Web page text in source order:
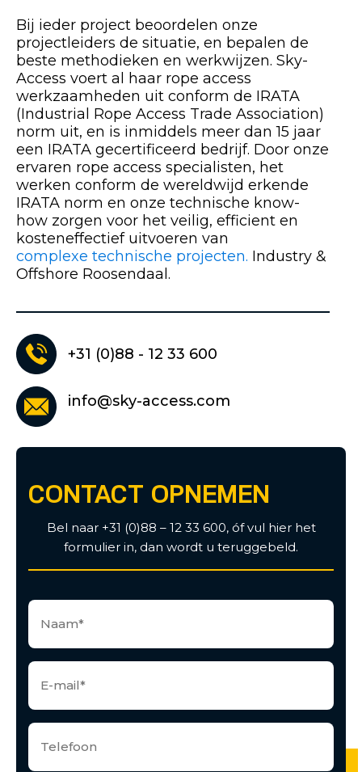
Bij ieder project beoordelen onze
projectleiders de situatie, en bepalen de
beste methodieken en werkwijzen. Sky-
Access voert al haar rope access
werkzaamheden uit conform de IRATA
(Industrial Rope Access Trade Association)
norm uit, en is inmiddels meer dan 15 jaar
een IRATA gecertificeerd bedrijf. Door onze
ervaren rope access specialisten, het
werken conform de wereldwijd erkende
IRATA norm en onze technische know-
how zorgen voor het veilig, efficient en
kosteneffectief uitvoeren van
complexe technische projecten. Industry &
Offshore Roosendaal.
+31 (0)88 - 12 33 600
info@sky-access.com
CONTACT OPNEMEN
Bel naar +31 (0)88 – 12 33 600, óf vul hier het
formulier in, dan wordt u teruggebeld.